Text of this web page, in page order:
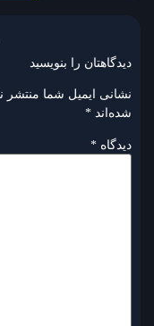
دیدگاهتان را بنویسید
نشانی ایمیل شما منتشر
شده‌اند *
دیدگاه *